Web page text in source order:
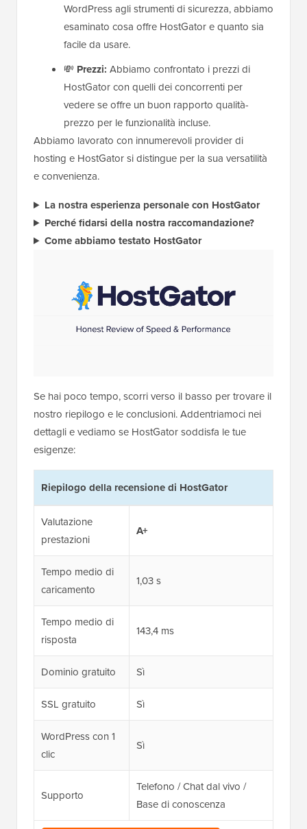
WordPress agli strumenti di sicurezza, abbiamo
esaminato cosa offre HostGator e quanto sia
facile da usare.
💸 Prezzi: Abbiamo confrontato i prezzi di
HostGator con quelli dei concorrenti per
vedere se offre un buon rapporto qualità-
prezzo per le funzionalità incluse.
Abbiamo lavorato con innumerevoli provider di
hosting e HostGator si distingue per la sua versatilità
e convenienza.
La nostra esperienza personale con HostGator
Perché fidarsi della nostra raccomandazione?
Come abbiamo testato HostGator
Se hai poco tempo, scorri verso il basso per trovare il
nostro riepilogo e le conclusioni. Addentriamoci nei
dettagli e vediamo se HostGator soddisfa le tue
esigenze:
Riepilogo della recensione di HostGator
Valutazione
prestazioni
A+
Tempo medio di
caricamento
1,03 s
Tempo medio di
risposta
143,4 ms
Dominio gratuito Sì
SSL gratuito Sì
WordPress con 1
clic
Sì
Supporto
Telefono / Chat dal vivo /
Base di conoscenza